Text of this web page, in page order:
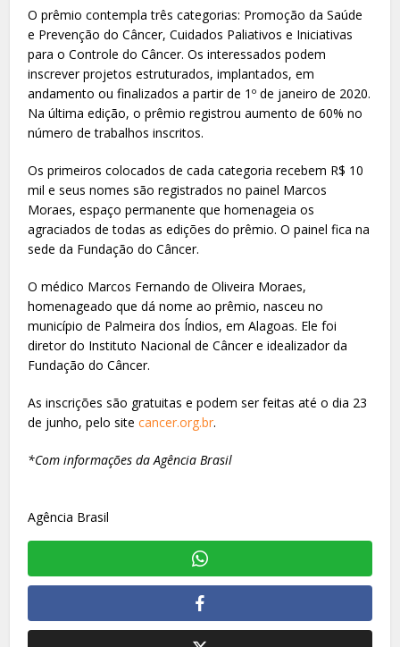
O prêmio contempla três categorias: Promoção da Saúde
e Prevenção do Câncer, Cuidados Paliativos e Iniciativas
para o Controle do Câncer. Os interessados podem
inscrever projetos estruturados, implantados, em
andamento ou finalizados a partir de 1º de janeiro de 2020.
Na última edição, o prêmio registrou aumento de 60% no
número de trabalhos inscritos.
Os primeiros colocados de cada categoria recebem R$ 10
mil e seus nomes são registrados no painel Marcos
Moraes, espaço permanente que homenageia os
agraciados de todas as edições do prêmio. O painel fica na
sede da Fundação do Câncer.
O médico Marcos Fernando de Oliveira Moraes,
homenageado que dá nome ao prêmio, nasceu no
município de Palmeira dos Índios, em Alagoas. Ele foi
diretor do Instituto Nacional de Câncer e idealizador da
Fundação do Câncer.
As inscrições são gratuitas e podem ser feitas até o dia 23
de junho, pelo sitecancer.org.br.
*Com informações da Agência Brasil
Agência Brasil